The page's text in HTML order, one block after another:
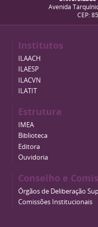
Avenida
CEP:
Institutos
ILAACH
ILAESP
ILACVN
ILATIT
Estrutura
IMEA
Biblioteca
Editora
Ouvidoria
Conselho e
Órgãos de Deliberação
Comissões Institucionais